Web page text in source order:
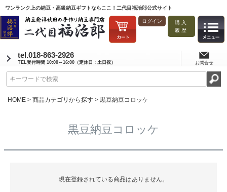
ワンランク上の納豆・高級納豆ギフトならここ！二代目福治郎公式サイト
ログイン
購入
履歴
tel.018-863-2926
TEL受付時間 10:00～16:00（定休日：土日祝） お問合せ
HOME 商品カテゴリから探す 黒豆納豆コロッケ
黒豆納豆コロッケ
現在登録されている商品はありません。